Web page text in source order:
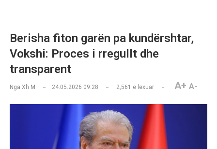
Berisha fiton garën pa kundërshtar,
Vokshi: Proces i rregullt dhe
transparent
Nga Xh M 24.05.2026 09:28 2,561 e lexuar A+ A-